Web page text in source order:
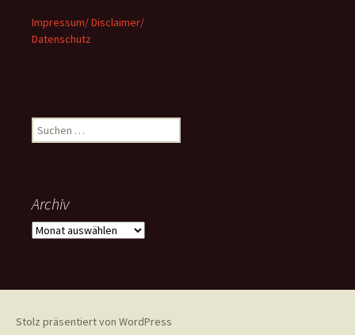
Impressum/ Disclaimer/
Datenschutz
Suchen
nach:
Archiv
Archiv
Stolz präsentiert von WordPress